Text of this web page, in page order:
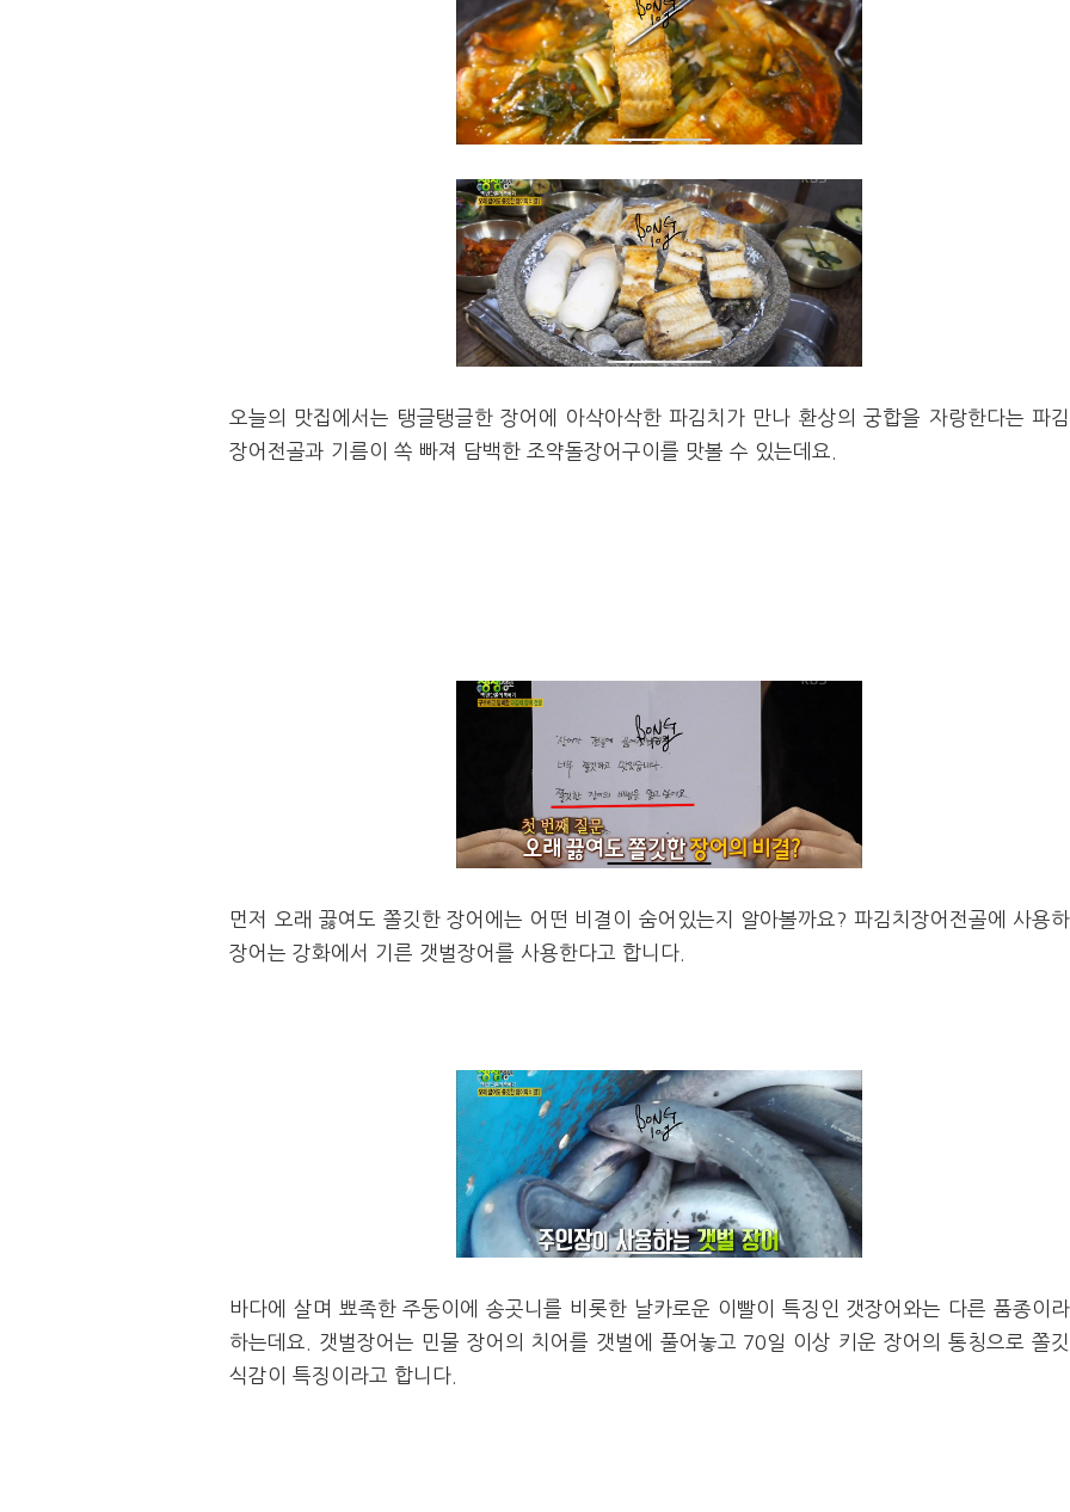
오늘의 맛집에서는 탱글탱글한 장어에 아삭아삭한 파김치가 만나 환상의 궁합을 자랑한다는 파
장어전골과 기름이 쏙 빠져 담백한 조약돌장어구이를 맛볼 수 있는데요.
먼저 오래 끓여도 쫄깃한 장어에는 어떤 비결이 숨어있는지 알아볼까요? 파김치장어전골에 사용
장어는 강화에서 기른 갯벌장어를 사용한다고 합니다.
바다에 살며 뾰족한 주둥이에 송곳니를 비롯한 날카로운 이빨이 특징인 갯장어와는 다른 품종이
하는데요. 갯벌장어는 민물 장어의 치어를 갯벌에 풀어놓고 70일 이상 키운 장어의 통칭으로 쫄
식감이 특징이라고 합니다.